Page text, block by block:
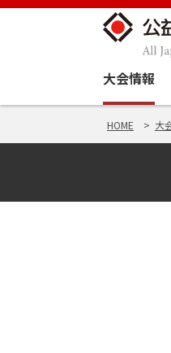
大会情報
HOME 大